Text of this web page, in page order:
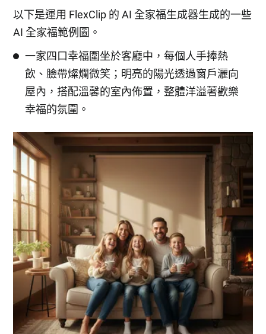
以下是運用 FlexClip 的 AI 全家福生成器生成的一些
AI 全家福範例圖。
一家四口幸福圍坐於客廳中，每個人手捧熱
飲、臉帶燦爛微笑；明亮的陽光透過窗戶灑向
屋內，搭配溫馨的室內佈置，整體洋溢著歡樂
幸福的氛圍。